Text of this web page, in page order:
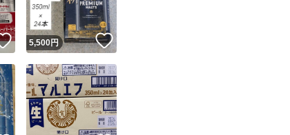
このユーザーは他フリマサービスでの取引実績があります
表示であり、発送を保証しているものではありません
送
このユーザーは高頻度で24時間以内＆設定した発送日数内に発送してい
ます
出品ページへ
キャンセル
いいね！
5,500円 いいね！